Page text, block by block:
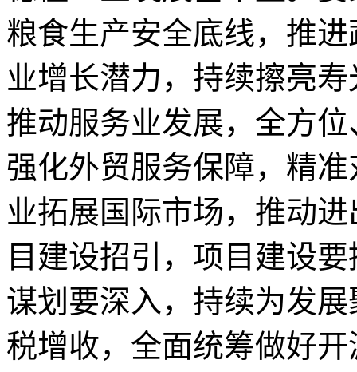
粮食生产安全底线，推
业增长潜力，持续擦亮
推动服务业发展，全方
强化外贸服务保障，精
业拓展国际市场，推动
目建设招引，项目建设
谋划要深入，持续为发
税增收，全面统筹做好